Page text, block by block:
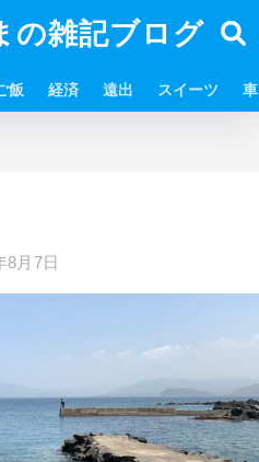
の雑記ブログ
飯 経済 遠出 スイーツ 車
8月7日